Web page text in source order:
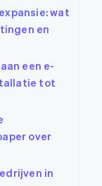
wat
en
een e-
tot
over
in